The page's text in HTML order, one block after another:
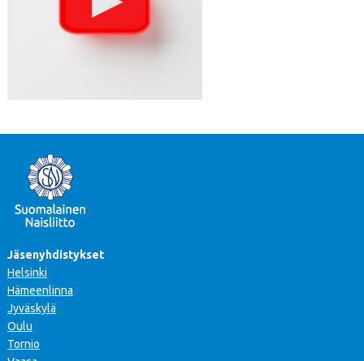
Jäsenyhdistykset
Helsinki
Hämeenlinna
Jyväskylä
Oulu
Tornio